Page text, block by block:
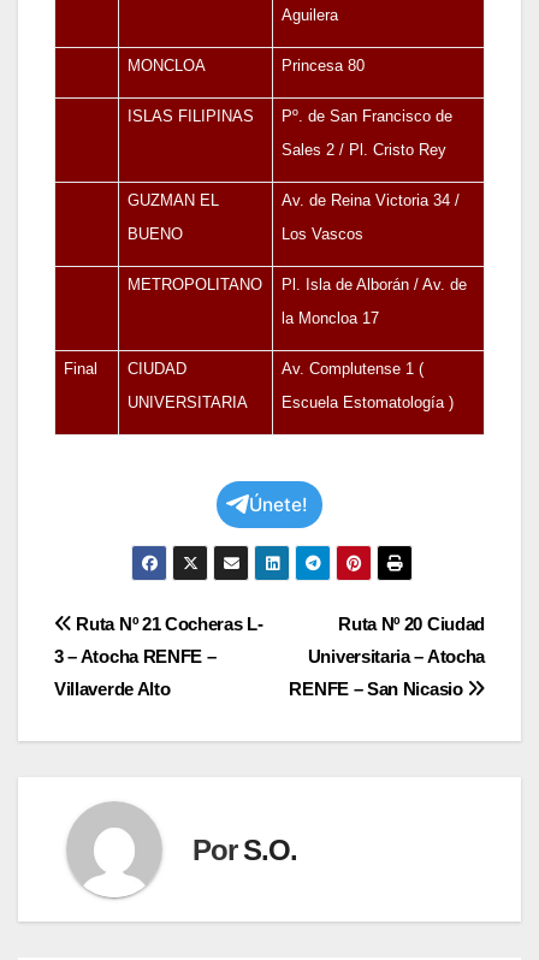
Aguilera
MONCLOA Princesa 80
ISLAS FILIPINAS
Pº. de San Francisco de
Sales 2 / Pl. Cristo Rey
GUZMAN EL
BUENO
Av. de Reina Victoria 34 /
Los Vascos
METROPOLITANO
Pl. Isla de Alborán / Av. de
la Moncloa 17
Final
CIUDAD
UNIVERSITARIA
Av. Complutense 1 (
Escuela Estomatología )
Únete!
Navegación
de
entradas
Ruta Nº 20 Ciudad
Universitaria – Atocha
RENFE – San Nicasio
Ruta Nº 21 Cocheras L-
3 – Atocha RENFE –
Villaverde Alto
PorS.O.